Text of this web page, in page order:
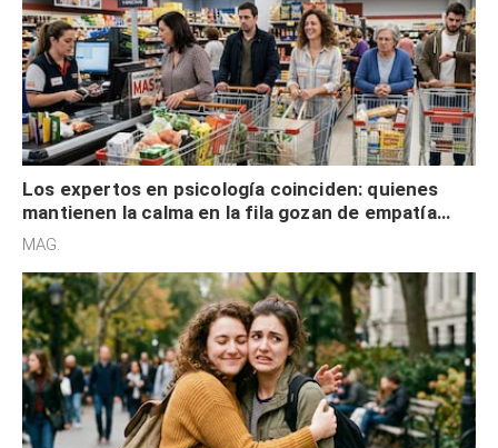
Los expertos en psicología coinciden: quienes
mantienen la calma en la fila gozan de empatía
cognitiva, gratitud y no solo tienen autocontrol
MAG.